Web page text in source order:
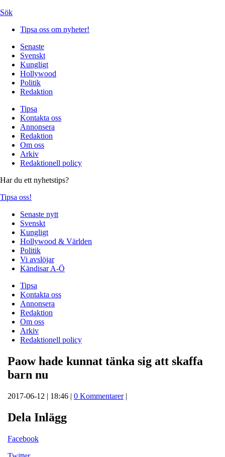
Sök
Tipsa oss om nyheter!
Senaste
Svenskt
Kungligt
Hollywood
Politik
Redaktion
Tipsa
Kontakta oss
Annonsera
Redaktion
Om oss
Arkiv
Redaktionell policy
Har du ett nyhetstips?
Tipsa oss!
Senaste nytt
Svenskt
Kungligt
Hollywood & Världen
Politik
Vi avslöjar
Kändisar A-Ö
Tipsa
Kontakta oss
Annonsera
Redaktion
Om oss
Arkiv
Redaktionell policy
Paow hade kunnat tänka sig att skaffa
barn nu
2017-06-12 | 18:46 | 0 Kommentarer|
Dela Inlägg
Facebook